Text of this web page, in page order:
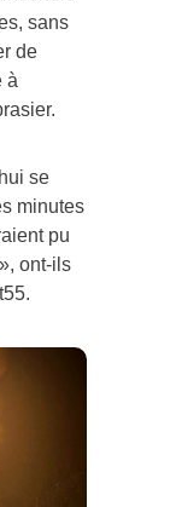
sans
de
à
se
minutes
pu
ont-ils